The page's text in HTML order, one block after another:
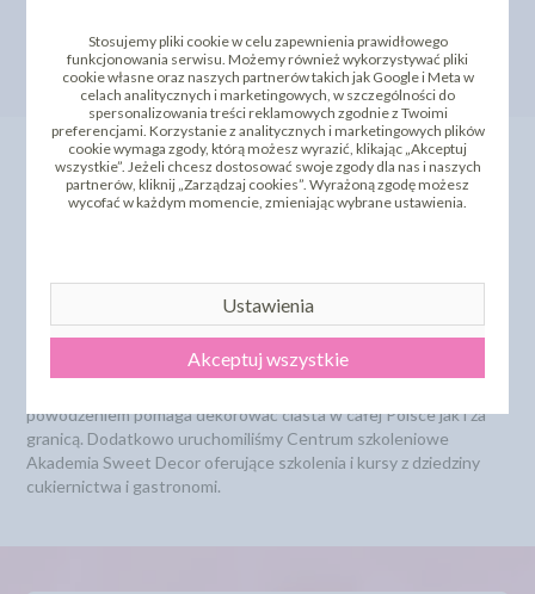
O Nas
zaopatrzeniem cukierni w ozdoby na
torty, oraz wspieramy domowych
cukierników. Wraz z wzrostem
zapotrzebowania na dekoracje cukiernicze postanowiliśmy
powodzeniem pomaga dekorować ciasta w całej Polsce jak i za
granicą. Dodatkowo uruchomiliśmy Centrum szkoleniowe
Akademia Sweet Decor oferujące szkolenia i kursy z dziedziny
cukiernictwa i gastronomi.
Stosujemy pliki cookie w celu zapewnienia prawidłowego
funkcjonowania serwisu. Możemy również wykorzystywać pliki
cookie własne oraz naszych partnerów takich jak Google i Meta w
celach analitycznych i marketingowych, w szczególności do
spersonalizowania treści reklamowych zgodnie z Twoimi
preferencjami. Korzystanie z analitycznych i marketingowych plików
cookie wymaga zgody, którą możesz wyrazić, klikając „Akceptuj
wszystkie”. Jeżeli chcesz dostosować swoje zgody dla nas i naszych
partnerów, kliknij „Zarządzaj cookies”. Wyrażoną zgodę możesz
wycofać w każdym momencie, zmieniając wybrane ustawienia.
Ustawienia
Akceptuj wszystkie